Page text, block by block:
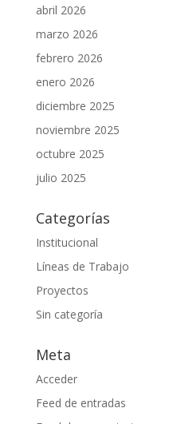
abril 2026
marzo 2026
febrero 2026
enero 2026
diciembre 2025
noviembre 2025
octubre 2025
julio 2025
Categorías
Institucional
Líneas de Trabajo
Proyectos
Sin categoría
Meta
Acceder
Feed de entradas